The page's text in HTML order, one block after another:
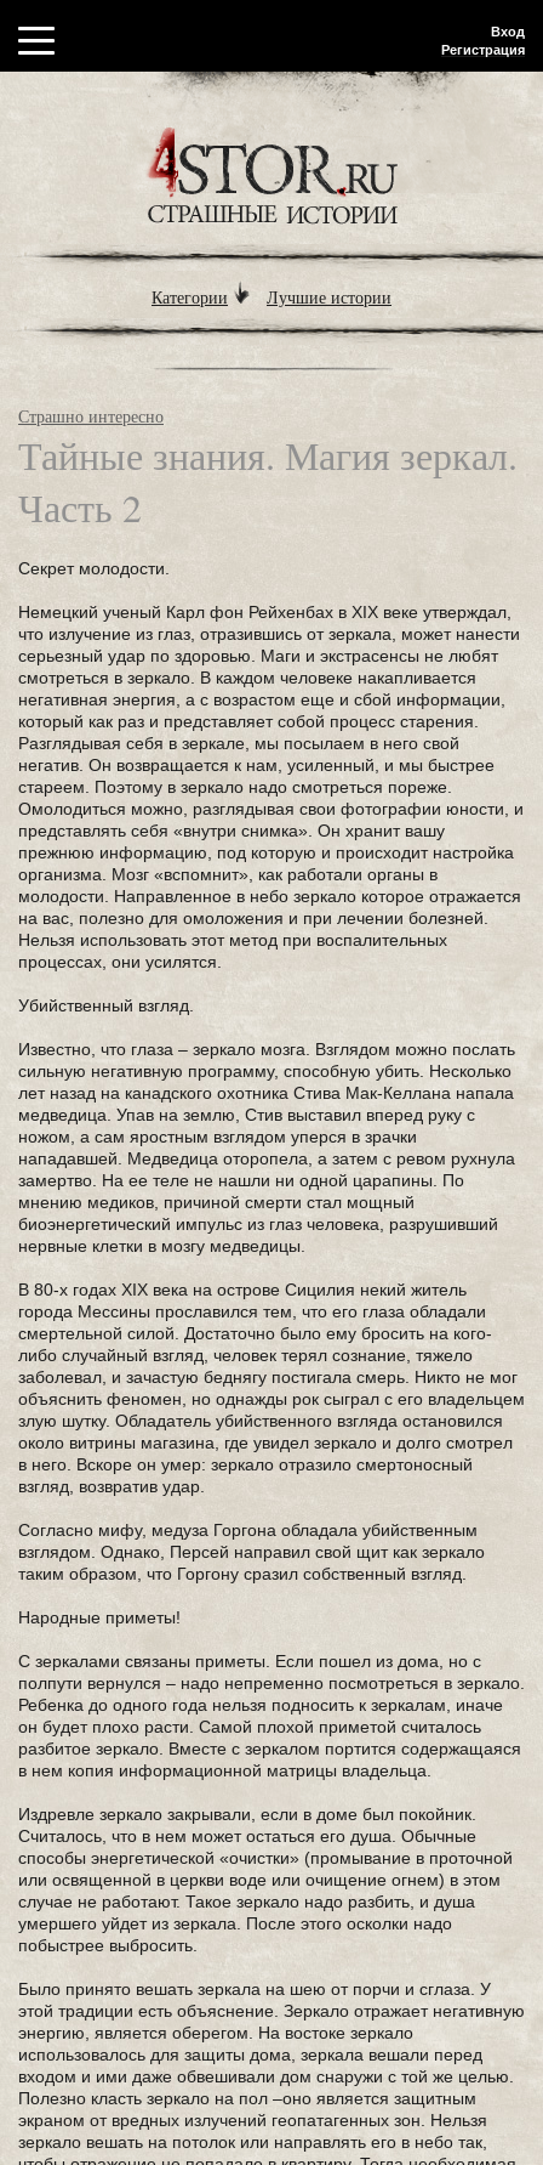
Вход
Регистрация
Категории Лучшие истории
Страшно интересно
Тайные знания. Магия зеркал.
Часть 2
Секрет молодости.
Немецкий ученый Карл фон Рейхенбах в XIX веке утверждал,
что излучение из глаз, отразившись от зеркала, может нанести
серьезный удар по здоровью. Маги и экстрасенсы не любят
смотреться в зеркало. В каждом человеке накапливается
негативная энергия, а с возрастом еще и сбой информации,
который как раз и представляет собой процесс старения.
Разглядывая себя в зеркале, мы посылаем в него свой
негатив. Он возвращается к нам, усиленный, и мы быстрее
стареем. Поэтому в зеркало надо смотреться пореже.
Омолодиться можно, разглядывая свои фотографии юности, и
представлять себя «внутри снимка». Он хранит вашу
прежнюю информацию, под которую и происходит настройка
организма. Мозг «вспомнит», как работали органы в
молодости. Направленное в небо зеркало которое отражается
на вас, полезно для омоложения и при лечении болезней.
Нельзя использовать этот метод при воспалительных
процессах, они усилятся.
Убийственный взгляд.
Известно, что глаза – зеркало мозга. Взглядом можно послать
сильную негативную программу, способную убить. Несколько
лет назад на канадского охотника Стива Мак-Келлана напала
медведица. Упав на землю, Стив выставил вперед руку с
ножом, а сам яростным взглядом уперся в зрачки
нападавшей. Медведица оторопела, а затем с ревом рухнула
замертво. На ее теле не нашли ни одной царапины. По
мнению медиков, причиной смерти стал мощный
биоэнергетический импульс из глаз человека, разрушивший
нервные клетки в мозгу медведицы.
В 80-х годах XIX века на острове Сицилия некий житель
города Мессины прославился тем, что его глаза обладали
смертельной силой. Достаточно было ему бросить на кого-
либо случайный взгляд, человек терял сознание, тяжело
заболевал, и зачастую беднягу постигала смерь. Никто не мог
объяснить феномен, но однажды рок сыграл с его владельцем
злую шутку. Обладатель убийственного взгляда остановился
около витрины магазина, где увидел зеркало и долго смотрел
в него. Вскоре он умер: зеркало отразило смертоносный
взгляд, возвратив удар.
Согласно мифу, медуза Горгона обладала убийственным
взглядом. Однако, Персей направил свой щит как зеркало
таким образом, что Горгону сразил собственный взгляд.
Народные приметы!
С зеркалами связаны приметы. Если пошел из дома, но с
полпути вернулся – надо непременно посмотреться в зеркало.
Ребенка до одного года нельзя подносить к зеркалам, иначе
он будет плохо расти. Самой плохой приметой считалось
разбитое зеркало. Вместе с зеркалом портится содержащаяся
в нем копия информационной матрицы владельца.
Издревле зеркало закрывали, если в доме был покойник.
Считалось, что в нем может остаться его душа. Обычные
способы энергетической «очистки» (промывание в проточной
или освященной в церкви воде или очищение огнем) в этом
случае не работают. Такое зеркало надо разбить, и душа
умершего уйдет из зеркала. После этого осколки надо
побыстрее выбросить.
Было принято вешать зеркала на шею от порчи и сглаза. У
этой традиции есть объяснение. Зеркало отражает негативную
энергию, является оберегом. На востоке зеркало
использовалось для защиты дома, зеркала вешали перед
входом и ими даже обвешивали дом снаружи с той же целью.
Полезно класть зеркало на пол –оно является защитным
экраном от вредных излучений геопатагенных зон. Нельзя
зеркало вешать на потолок или направлять его в небо так,